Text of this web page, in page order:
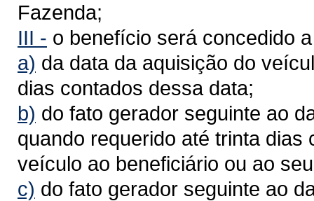
Fazenda;
III - o benefício será concedido
a) da data da aquisição do
dias contados dessa data;
b) do fato gerador seguinte ao
quando requerido até trinta
veículo ao beneficiário ou ao
c) do fato gerador seguinte ao